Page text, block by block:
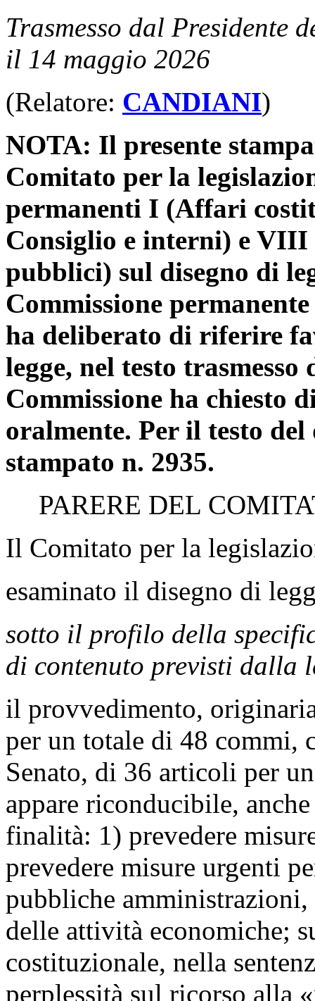
Trasmesso dal Presidente
il 14 maggio 2026
(Relatore: CANDIANI)
NOTA: Il presente
Comitato per la
permanenti I (Affari
Consiglio e interni) e
pubblici) sul disegno di
Commissione
ha deliberato di riferire
legge, nel testo
Commissione ha chiesto
oralmente. Per il testo del
stampato n. 2935.
PARERE DEL
Il Comitato per la
esaminato il disegno di
sotto il profilo della
di contenuto previsti dalla
il provvedimento,
per un totale di 48 commi,
Senato, di 36 articoli per
appare riconducibile,
finalità: 1) prevedere
prevedere misure urgenti
pubbliche
delle attività economiche;
costituzionale, nella
perplessità sul ricorso alla